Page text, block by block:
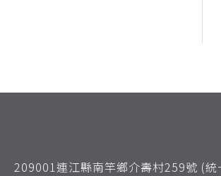
209001連江縣南竿鄉介壽村259號 (